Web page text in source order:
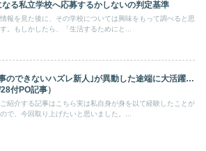
なる私立学校へ応募するかしないの判定基準
報を見た後に、その学校については興味をもって調べると思
。もしかしたら、「生活するためにと...
事のできないハズレ新人｣が異動した途端に大活躍…
28付PO記事）
紹介する記事はこちら実は私自身が身を以て経験したことが
で、今回取り上げたいと思いました。...